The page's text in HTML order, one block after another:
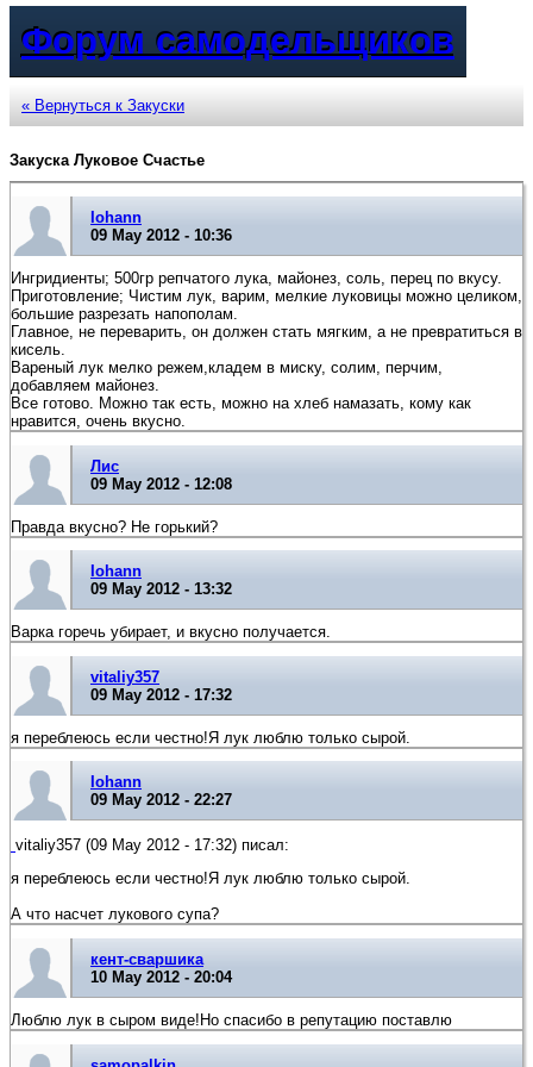
Форум самодельщиков
« Вернуться к Закуски
Закуска Луковое Счастье
Iohann
09 May 2012 - 10:36
Ингридиенты; 500гр репчатого лука, майонез, соль, перец по вкусу.
Приготовление; Чистим лук, варим, мелкие луковицы можно целиком,
большие разрезать напополам.
Главное, не переварить, он должен стать мягким, а не превратиться в
кисель.
Вареный лук мелко режем,кладем в миску, солим, перчим,
добавляем майонез.
Все готово. Можно так есть, можно на хлеб намазать, кому как
нравится, очень вкусно.
Лис
09 May 2012 - 12:08
Правда вкусно? Не горький?
Iohann
09 May 2012 - 13:32
Варка горечь убирает, и вкусно получается.
vitaliy357
09 May 2012 - 17:32
я переблеюсь если честно!Я лук люблю только сырой.
Iohann
09 May 2012 - 22:27
vitaliy357 (09 May 2012 - 17:32) писал:
я переблеюсь если честно!Я лук люблю только сырой.
А что насчет лукового супа?
кент-сваршика
10 May 2012 - 20:04
Люблю лук в сыром виде!Но спасибо в репутацию поставлю